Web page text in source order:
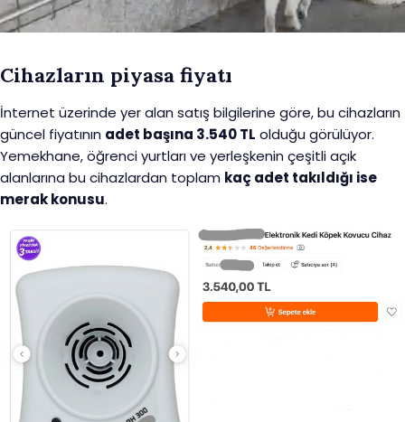
Cihazların piyasa fiyatı
İnternet üzerinde yer alan satış bilgilerine göre, bu cihazların
güncel fiyatının adet başına 3.540 TL olduğu görülüyor.
Yemekhane, öğrenci yurtları ve yerleşkenin çeşitli açık
alanlarına bu cihazlardan toplam kaç adet takıldığı ise
merak konusu.